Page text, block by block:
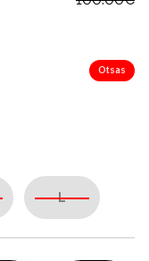
Otsas
L